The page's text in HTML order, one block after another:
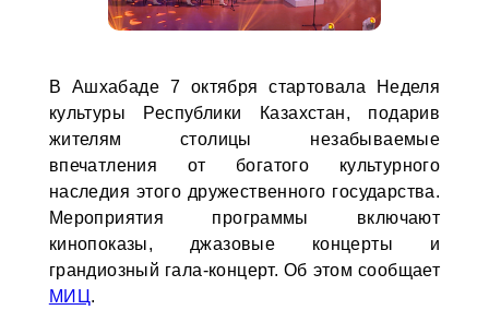
В Ашхабаде 7 октября стартовала Неделя
культуры Республики Казахстан, подарив
жителям столицы незабываемые
впечатления от богатого культурного
наследия этого дружественного государства.
Мероприятия программы включают
кинопоказы, джазовые концерты и
грандиозный гала-концерт. Об этом сообщает
МИЦ .